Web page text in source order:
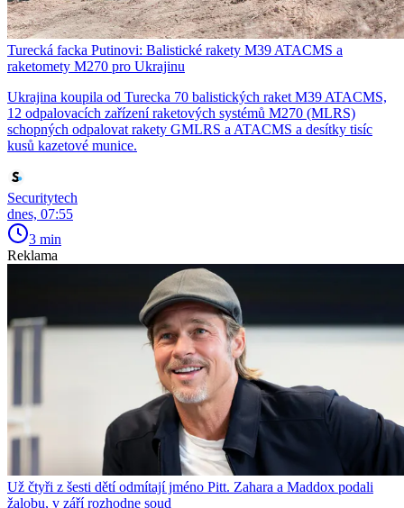
Turecká facka Putinovi: Balistické rakety M39 ATACMS a
raketomety M270 pro Ukrajinu
Ukrajina koupila od Turecka 70 balistických raket M39 ATACMS,
12 odpalovacích zařízení raketových systémů M270 (MLRS)
schopných odpalovat rakety GMLRS a ATACMS a desítky tisíc
kusů kazetové munice.
Securitytech
dnes, 07:55
3 min
Reklama
Už čtyři z šesti dětí odmítají jméno Pitt. Zahara a Maddox podali
žalobu, v září rozhodne soud